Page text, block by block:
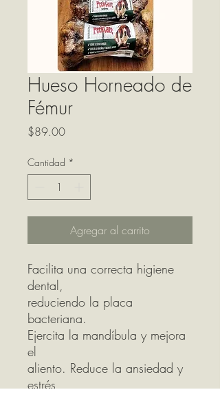
Hueso Horneado de
Fémur
$89.00Precio
Cantidad *
Agregar al carrito
Facilita una correcta higiene
dental,
reduciendo la placa
bacteriana.
Ejercita la mandíbula y mejora
el
aliento. Reduce la ansiedad y
estrés